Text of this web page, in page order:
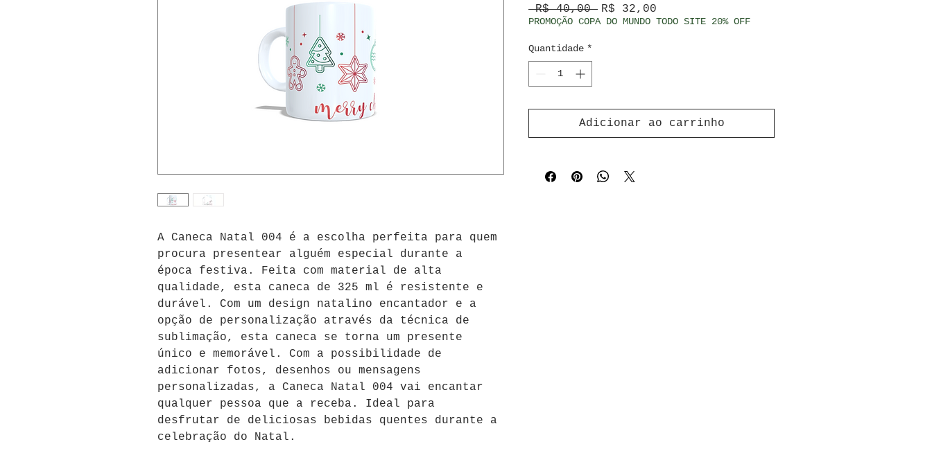
A Caneca Natal 004 é a escolha perfeita para quem
procura presentear alguém especial durante a
época festiva. Feita com material de alta
qualidade, esta caneca de 325 ml é resistente e
durável. Com um design natalino encantador e a
opção de personalização através da técnica de
sublimação, esta caneca se torna um presente
único e memorável. Com a possibilidade de
adicionar fotos, desenhos ou mensagens
personalizadas, a Caneca Natal 004 vai encantar
qualquer pessoa que a receba. Ideal para
desfrutar de deliciosas bebidas quentes durante a
celebração do Natal.
R$ 40,00 Preço normal
R$ 32,00
PROMOÇÃO COPA DO MUNDO TODO SITE 20% OFF
Quantidade *
Adicionar ao carrinho